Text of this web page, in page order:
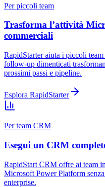
Per piccoli team
Trasforma l’attività
commerciali
RapidStarter aiuta i piccoli
follow-up dimenticati
prossimi passi e pipeline.
Esplora RapidStarter
Per team CRM
Esegui un CRM
RapidStart CRM offre ai team
Microsoft Power Platform
enterprise.